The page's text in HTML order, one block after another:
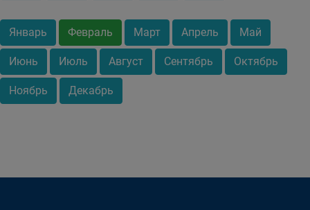
Январь Февраль Март Апрель Май
Июнь Июль Август Сентябрь Октябрь
Ноябрь Декабрь